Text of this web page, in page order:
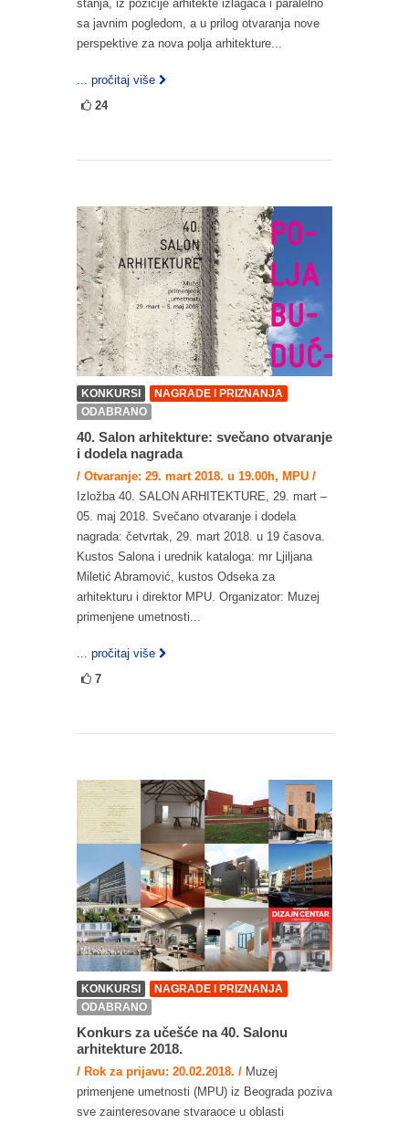
stanja, iz pozicije arhitekte izlagača i paralelno
sa javnim pogledom, a u prilog otvaranja nove
perspektive za nova polja arhitekture...
... pročitaj više
24
KONKURSI
NAGRADE I PRIZNANJA
ODABRANO
40. Salon arhitekture: svečano otvaranje
i dodela nagrada
/ Otvaranje: 29. mart 2018. u 19.00h, MPU /
Izložba 40. SALON ARHITEKTURE, 29. mart –
05. maj 2018. Svečano otvaranje i dodela
nagrada: četvrtak, 29. mart 2018. u 19 časova.
Kustos Salona i urednik kataloga: mr Ljiljana
Miletić Abramović, kustos Odseka za
arhitekturu i direktor MPU. Organizator: Muzej
primenjene umetnosti...
... pročitaj više
7
KONKURSI
NAGRADE I PRIZNANJA
ODABRANO
Konkurs za učešće na 40. Salonu
arhitekture 2018.
/ Rok za prijavu: 20.02.2018. / Muzej
primenjene umetnosti (MPU) iz Beograda poziva
sve zainteresovane stvaraoce u oblasti